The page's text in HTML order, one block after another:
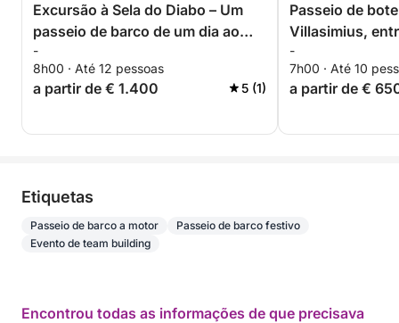
Excursão à Sela do Diabo – Um
passeio de barco de um dia ao
longo da costa de Cagliari.
-
8h00 · Até 12 pessoas
a partir de € 1.400 5 (1)
Passeio de
Villasimius,
cristalino.
-
7h00 · Até 10
a partir de €
Etiquetas
Passeio de barco a motor
Passeio de barco festivo
Evento de team building
Encontrou todas as informações de que precisava